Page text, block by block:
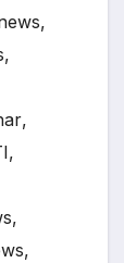
,
,
,
,
,
,